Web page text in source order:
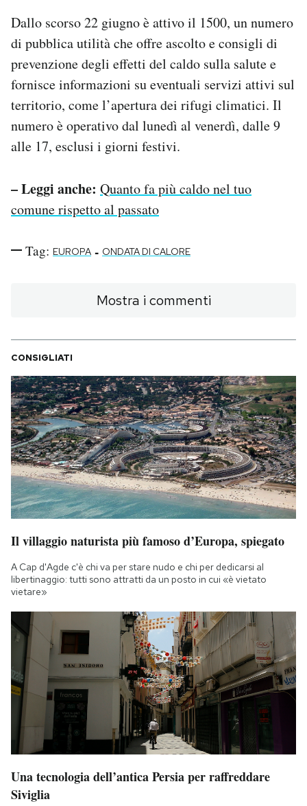
Dallo scorso 22 giugno è attivo il 1500, un numero
di pubblica utilità che offre ascolto e consigli di
prevenzione degli effetti del caldo sulla salute e
fornisce informazioni su eventuali servizi attivi sul
territorio, come l’apertura dei rifugi climatici. Il
numero è operativo dal lunedì al venerdì, dalle 9
alle 17, esclusi i giorni festivi.
– Leggi anche: Quanto fa più caldo nel tuo
comune rispetto al passato
Tag: EUROPA - ONDATA DI CALORE
Mostra i commenti
CONSIGLIATI
Il villaggio naturista più famoso d’Europa, spiegato
A Cap d'Agde c'è chi va per stare nudo e chi per dedicarsi al
libertinaggio: tutti sono attratti da un posto in cui «è vietato
vietare»
Una tecnologia dell’antica Persia per raffreddare
Siviglia